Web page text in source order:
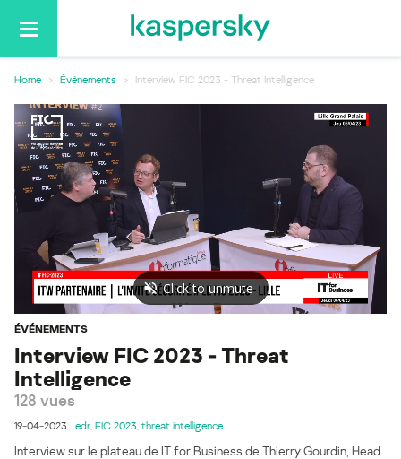
Basculer
Home Événements Interview FIC 2023 - Threat Intelligence
ÉVÉNEMENTS
Interview FIC 2023 - Threat
Intelligence
128 vues
19-04-2023 edr, FIC 2023, threat intelligence
Interview sur le plateau de IT for Business de Thierry Gourdin, Head